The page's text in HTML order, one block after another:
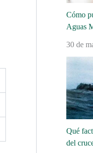
Cómo
Aguas
30 de
Qué
del